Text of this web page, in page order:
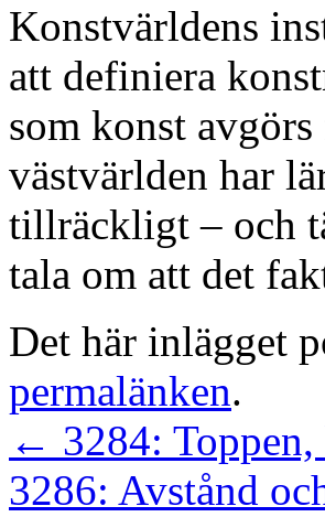
Konstvärldens
att definiera
som konst
västvärlden har
tillräckligt – och
tala om att det
Det här inlägget
permalänken.
← 3284:
3286: Avstånd